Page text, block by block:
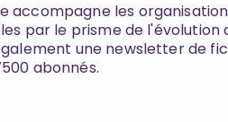
accompagne les
par le prisme de l'évolution
une newsletter de
abonnés.